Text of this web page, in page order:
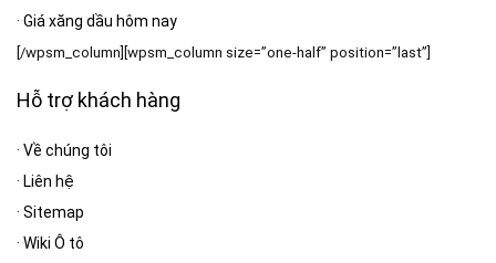
· Giá xăng dầu hôm nay
[/wpsm_column][wpsm_column size=”one-half” position=”last”]
Hỗ trợ khách hàng
· Về chúng tôi
· Liên hệ
· Sitemap
· Wiki Ô tô